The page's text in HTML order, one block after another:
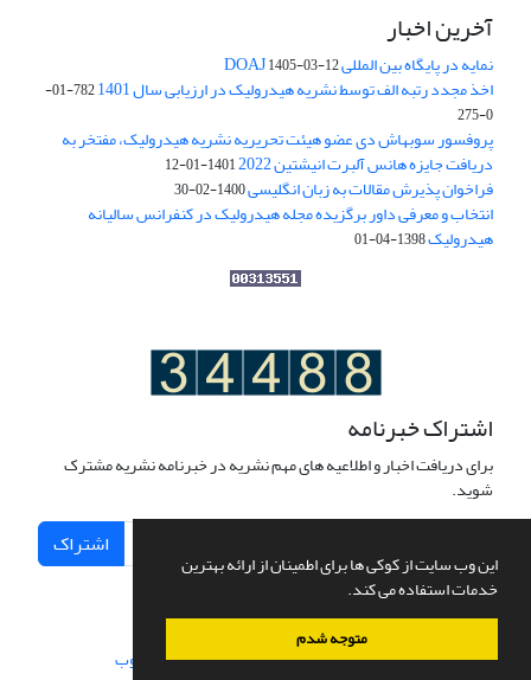
این وب سایت از کوکی ها برای اطمینان از ارائه بهترین
خدمات استفاده می کند.
متوجه شدم
آخرین اخبار
نمایه در پایگاه بین المللی DOAJ1405-03-12
اخذ مجدد رتبه الف توسط نشریه هیدرولیک در ارزیابی سال 1401
782-01-
0-275
پروفسور سوبهاش دی عضو هیئت تحریریه نشریه هیدرولیک، مفتخر به
دریافت جایزه هانس آلبرت انیشتین 2022 1401-01-12
فراخوان پذیرش مقالات به زبان انگلیسی1400-02-30
انتخاب و معرفی داور برگزیده مجله هیدرولیک در کنفرانس سالیانه
هیدرولیک1398-04-01
اشتراک خبرنامه
برای دریافت اخبار و اطلاعیه های مهم نشریه در خبرنامه نشریه مشترک
شوید.
اشتراک
سامانه مدیریت نشریات علمی.طراحی و پیاده سازی از سیناوب